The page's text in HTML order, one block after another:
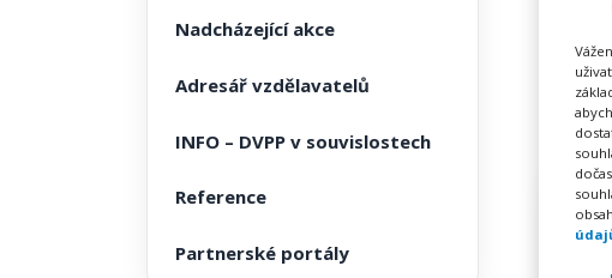
Nadcházející akce
Adresář vzdělavatelů
INFO – DVPP v souvislostech
Reference
Partnerské portály